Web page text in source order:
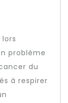
problème
du
à respirer